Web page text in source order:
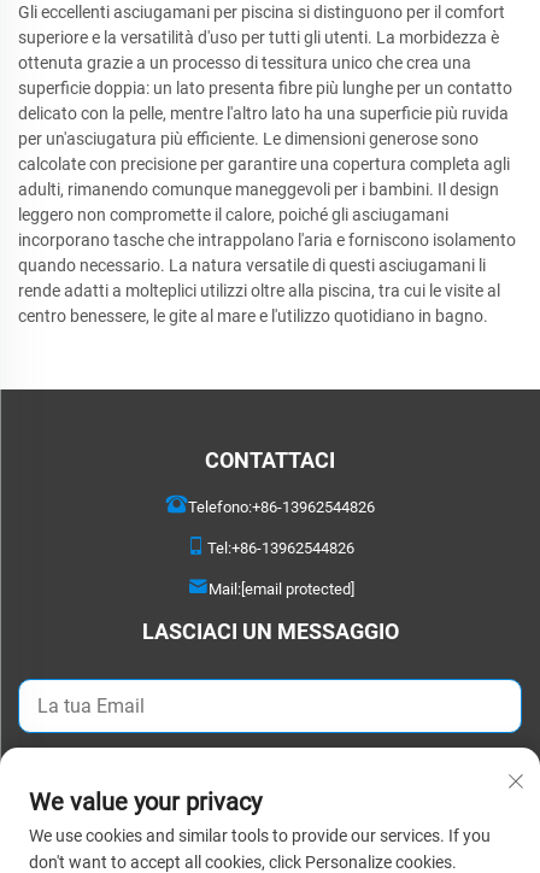
Gli eccellenti asciugamani per piscina si distinguono per il comfort
superiore e la versatilità d'uso per tutti gli utenti. La morbidezza è
ottenuta grazie a un processo di tessitura unico che crea una
superficie doppia: un lato presenta fibre più lunghe per un contatto
delicato con la pelle, mentre l'altro lato ha una superficie più ruvida
per un'asciugatura più efficiente. Le dimensioni generose sono
calcolate con precisione per garantire una copertura completa agli
adulti, rimanendo comunque maneggevoli per i bambini. Il design
leggero non compromette il calore, poiché gli asciugamani
incorporano tasche che intrappolano l'aria e forniscono isolamento
quando necessario. La natura versatile di questi asciugamani li
rende adatti a molteplici utilizzi oltre alla piscina, tra cui le visite al
centro benessere, le gite al mare e l'utilizzo quotidiano in bagno.
CONTATTACI
Telefono:+86-13962544826
Tel:+86-13962544826
Mail:[email protected]
LASCIACI UN MESSAGGIO
Copyright © 2025 Suzhou Detao Textile Co., Ltd. Tutti i diritti riservati. |
We value your privacy
We use cookies and similar tools to provide our services. If you
don't want to accept all cookies, click Personalize cookies.